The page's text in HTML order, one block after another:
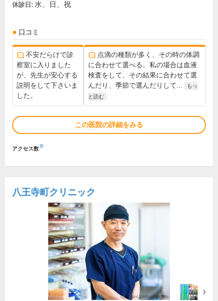
休診日: 水、日、祝
口コミ
不安だらけで診
察室に入りました
が、先生が安心する
説明をして下さいま
した。
点滴の種類が多く、その時の体調
に合わせて選べる。私の場合は血液
検査をして、その結果に合わせて選
んだり、季節で選んだりして...
もっ
と読む
この医院の詳細をみる
アクセス数※
八王寺町クリニック